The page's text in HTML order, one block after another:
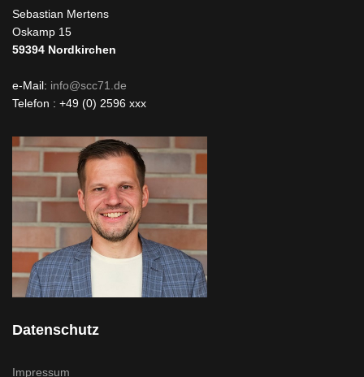
Sebastian Mertens
Oskamp 15
59394 Nordkirchen
e-Mail: info@scc71.de
Telefon : +49 (0) 2596 xxx
Datenschutz
Impressum